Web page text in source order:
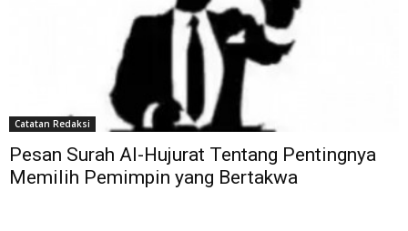
Catatan Redaksi
Pesan Surah Al-Hujurat Tentang Pentingnya
Memilih Pemimpin yang Bertakwa